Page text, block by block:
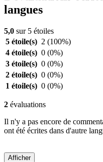
langues
5,0 sur 5 étoiles
5 étoile(s) 2 (100%)
4 étoile(s) 0 (0%)
3 étoile(s) 0 (0%)
2 étoile(s) 0 (0%)
1 étoile(s) 0 (0%)
2 évaluations
Il n'y a pas encore de
ont été écrites dans d'autre
Afficher